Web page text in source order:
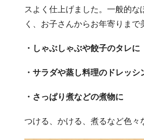
スよく仕上げました。一般的
く、お子さんからお年寄りま
・しゃぶしゃぶや餃子のタレに
・サラダや蒸し料理のドレッシ
・さっぱり煮などの煮物に
つける、かける、煮るなど色